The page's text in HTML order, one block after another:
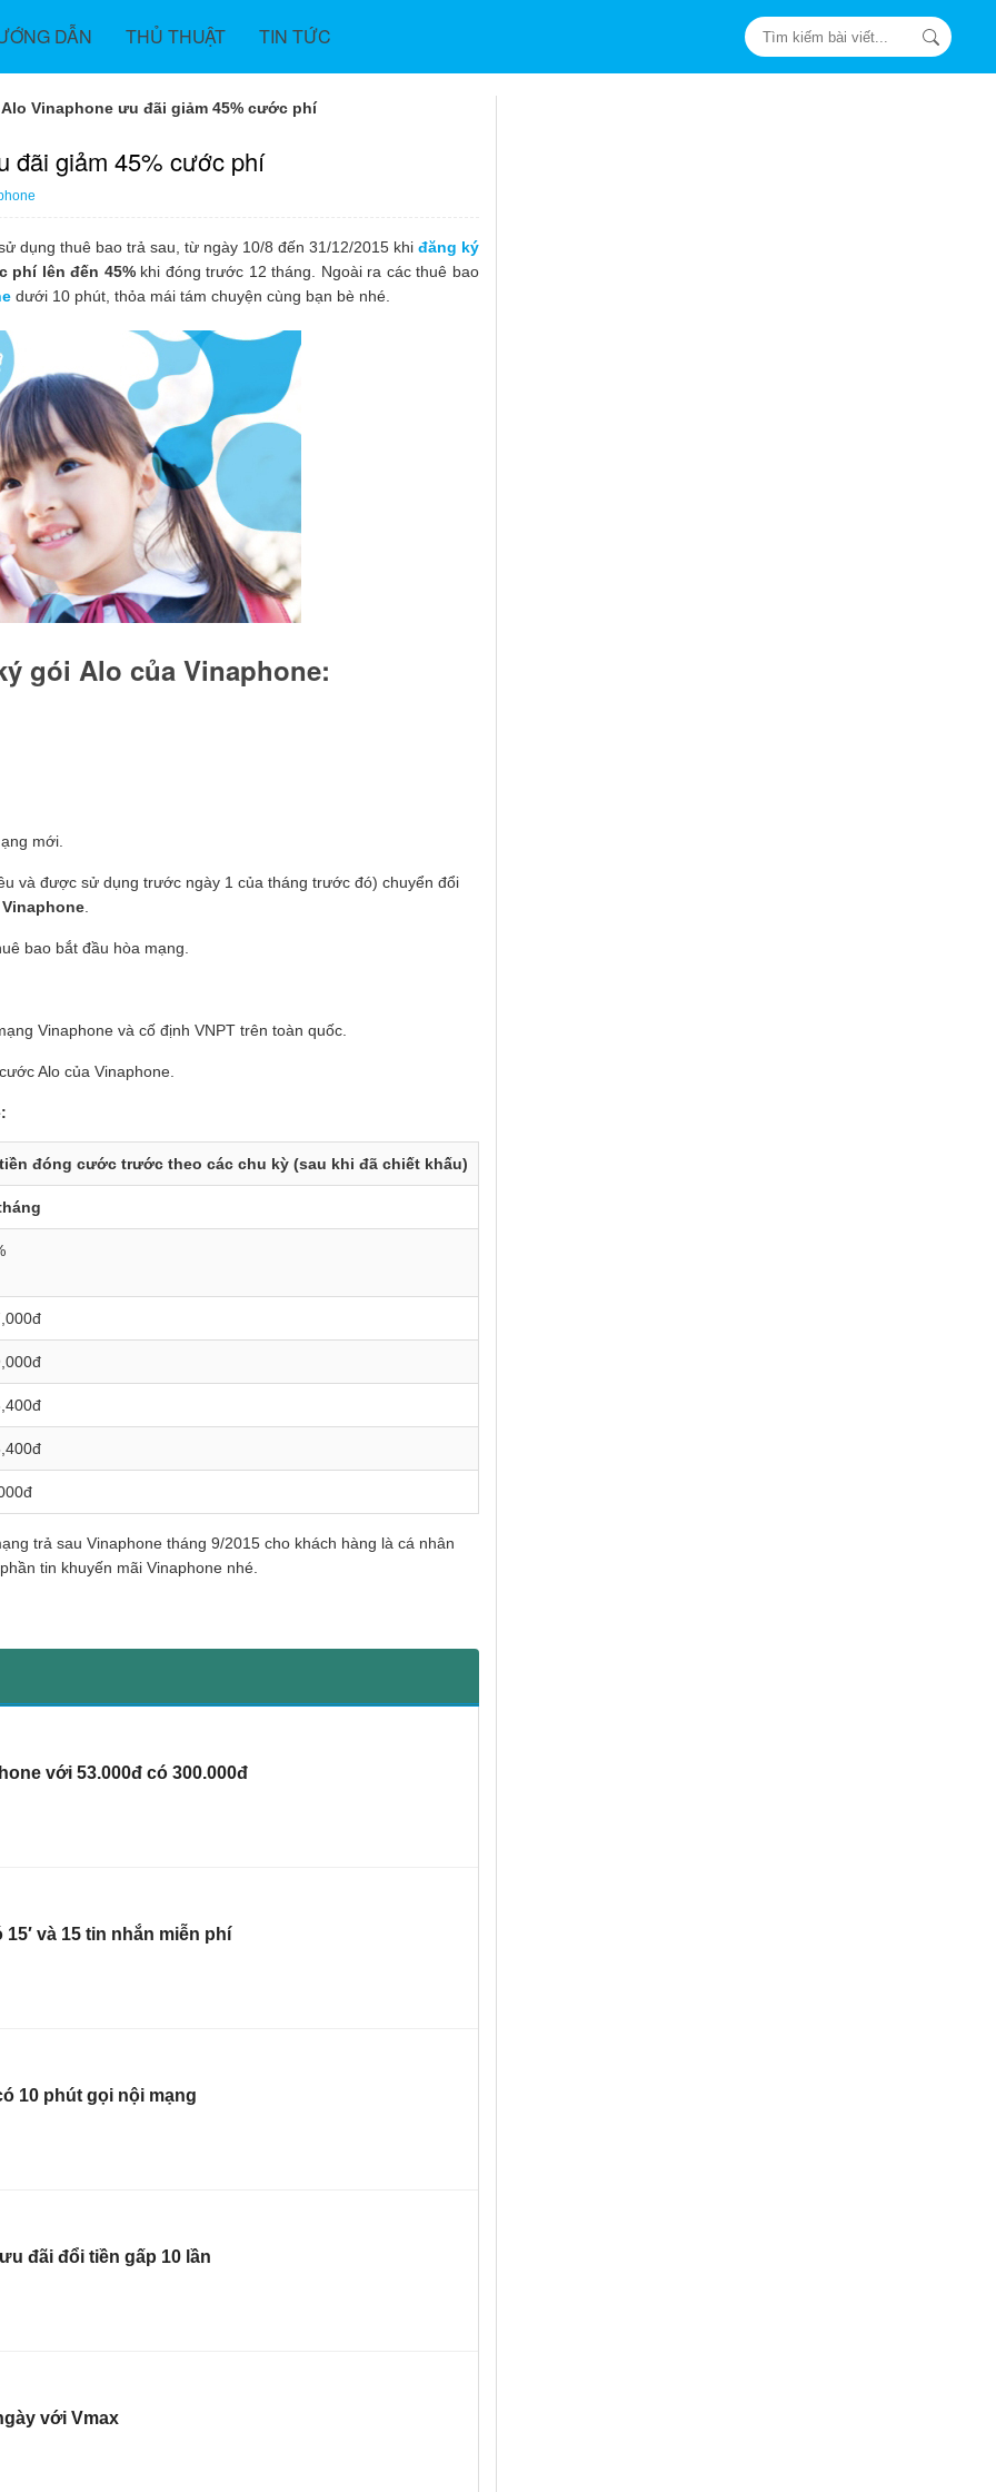
DẪN THỦ THUẬT TIN TỨC
Vinaphone ưu đãi giảm 45% cước phí
đãi giảm 45% cước phí
dụng thuê bao trả sau, từ ngày 10/8 đến 31/12/2015 khi đăng ký
phí lên đến 45%khi đóng trước 12 tháng. Ngoài ra các thuê bao
dưới 10 phút, thỏa mái tám chuyện cùng bạn bè nhé.
gói Alo của Vinaphone:
mới.
và được sử dụng trước ngày 1 của tháng trước đó) chuyển đổi
bao bắt đầu hòa mạng.
Vinaphone và cố định VNPT trên toàn quốc.
Alo của Vinaphone.
đóng cước trước theo các chu kỳ (sau khi đã chiết khấu)
trả sau Vinaphone tháng 9/2015 cho khách hàng là cá nhân
tin khuyến mãi Vinaphone nhé.
với 53.000đ có 300.000đ
và 15 tin nhắn miễn phí
10 phút gọi nội mạng
đãi đổi tiền gấp 10 lần
với Vmax